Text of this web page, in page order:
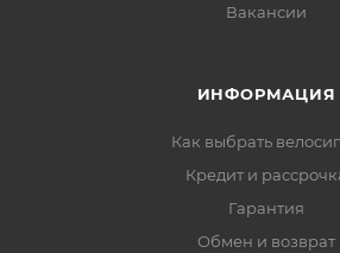
Вакансии
ИНФОРМАЦИЯ
Как выбрать
Кредит и
Гарантия
Обмен и возврат